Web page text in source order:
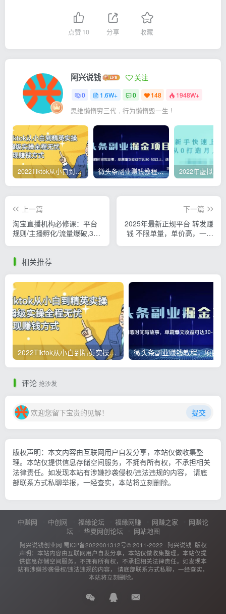
点赞 10 分享 收藏
阿兴说钱 关注
0 1.6W+ 0 148 1948W+
思维懒惰穷三代 , 行为懒惰毁一生 !
2022Tiktok从小白到精英实操，0-1保姆级实操全程无忧，多种变现赚钱方式 微头条副业赚钱教程，项目单号单天做到50-100+收益
上一篇
淘宝直播机构必修课：平台
规则/主播孵化/流量爆破,30
下一篇
2025年最新正规平台 转发赚
钱 不限单量，单价高，一天
相关推荐
2022Tiktok从小白到精英实操，0-1保姆级实操全程无忧，多种变现赚钱方式
评论 抢沙发
欢迎您留下宝贵的见解！ 提交
版权声明：本文内容由互联网用户自发分享，本站仅做收集整
理。本站仅提供信息存储空间服务，不拥有所有权，不承担相关
法律责任。如发现本站有涉嫌抄袭侵权/违法违规的内容， 请底
部联系方式私聊举报，一经查实，本站将立刻删除。
中赚网 中创网 福缘论坛 福缘网赚 网赚之家
网赚论
坛
华夏网创论坛 网站地图
阿兴说钱创业网 蜀ICP备2022001312号© 2011-2022 · 阿兴说钱 版权
声明：本站内容由互联网用户自发分享，本站仅做收集整理，本站仅提
供信息存储空间服务，不拥有所有权，不承担相关法律责任。如发现本
站有涉嫌抄袭侵权/违法违规的内容， 请底部联系方式私聊，一经查实，
本站将立刻删除。